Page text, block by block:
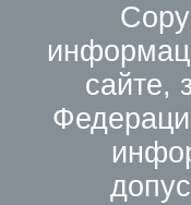
сайте,